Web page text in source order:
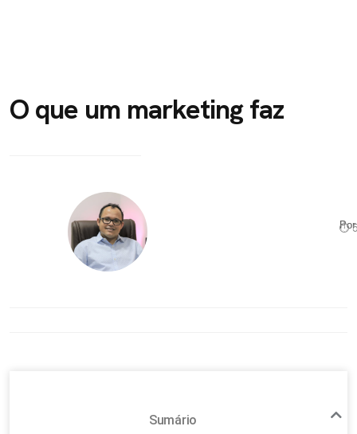
O que um marketing faz
⏱
Sumário